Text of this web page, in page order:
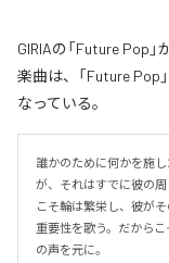
GIRIAの「Future Pop
楽曲は、「Future Pop
なっている。
誰かのために何かを施
が、それはすでに彼の
こそ輪は繁栄し、彼が
重要性を歌う。だから
の声を元に。